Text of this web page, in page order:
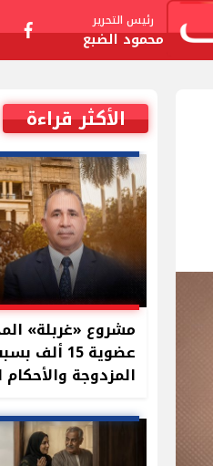
رئيس التحرير
محمود الضبع
الأكثر قراءة
مشروع «غربلة»
عضوية 15
المزدوجة والأحكام